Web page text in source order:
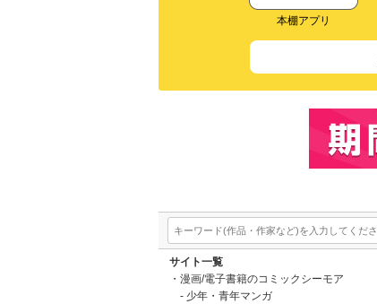
本棚アプリ
サイト一覧
漫画/電子書籍のコミックシーモア
少年・青年マンガ